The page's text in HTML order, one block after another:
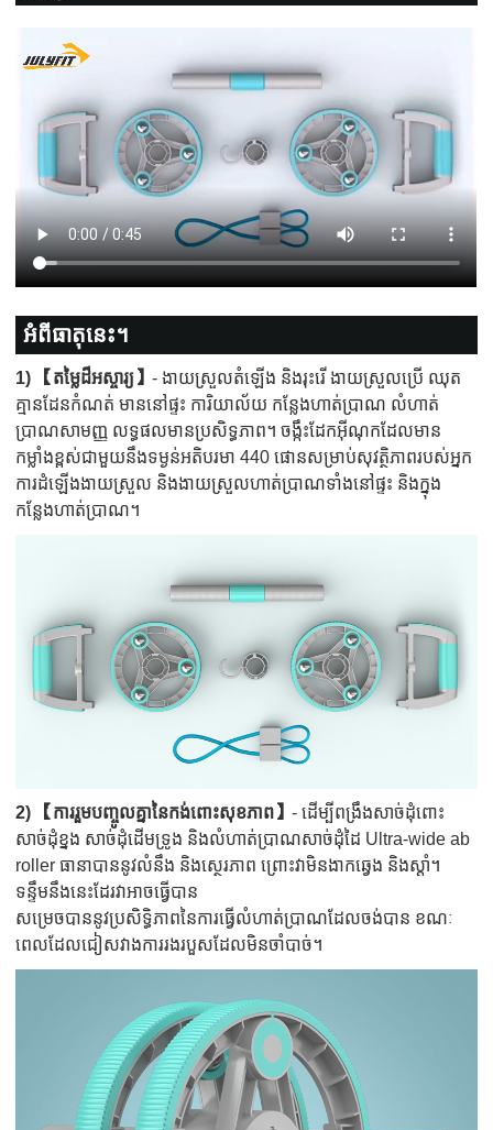
អំពីធាតុនេះ។
1) 【តម្លៃដ៏អស្ចារ្យ】- ងាយស្រួលតំឡើង និងរុះរើ ងាយស្រួលប្រើ ឈុត
គ្មានដែនកំណត់ មាននៅផ្ទះ ការិយាល័យ កន្លែងហាត់ប្រាណ លំហាត់
ប្រាណសាមញ្ញ លទ្ធផលមានប្រសិទ្ធភាព។ ចង្កឹះដែកអ៊ីណុកដែលមាន
កម្លាំងខ្ពស់ជាមួយនឹងទម្ងន់អតិបរមា 440 ផោនសម្រាប់សុវត្ថិភាពរបស់អ្នក
ការដំឡើងងាយស្រួល និងងាយស្រួលហាត់ប្រាណទាំងនៅផ្ទះ និងក្នុង
កន្លែងហាត់ប្រាណ។
2) 【ការរួមបញ្ចូលគ្នានៃកង់ពោះសុខភាព】- ដើម្បីពង្រឹងសាច់ដុំពោះ
សាច់ដុំខ្នង សាច់ដុំដើមទ្រូង និងលំហាត់ប្រាណសាច់ដុំដៃ Ultra-wide ab
roller ធានាបាននូវលំនឹង និងស្ថេរភាព ព្រោះវាមិនងាកឆ្វេង និងស្តាំ។
ទន្ទឹមនឹងនេះដែរវាអាចធ្វើបាន
សម្រេចបាននូវប្រសិទ្ធិភាពនៃការធ្វើលំហាត់ប្រាណដែលចង់បាន ខណៈ
ពេលដែលជៀសវាងការរងរបួសដែលមិនចាំបាច់។